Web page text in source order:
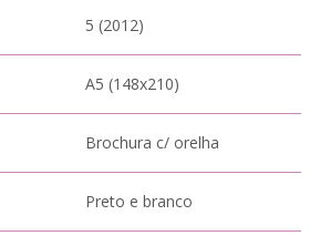
5 (2012)
A5 (148x210)
Brochura c/ orelha
Preto e branco